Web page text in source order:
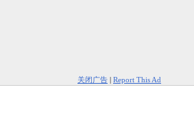
关闭广告 | Report This Ad